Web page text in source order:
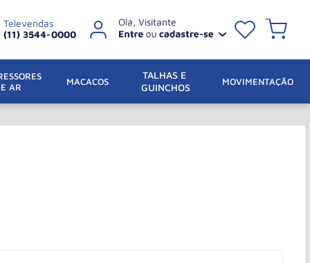
Televendas
(11) 3544-0000
AR
MACACOS
TALHAS E
GUINCHOS
MOVIMENTAÇÃO